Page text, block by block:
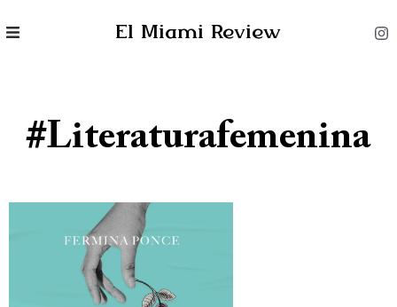
El Miami Review
#literaturafemenina